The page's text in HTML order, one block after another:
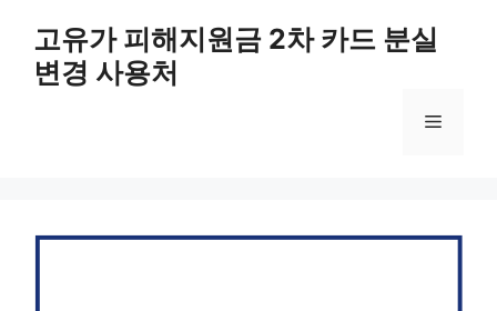
고유가 피해지원금 2차 카드 분실
변경 사용처
메